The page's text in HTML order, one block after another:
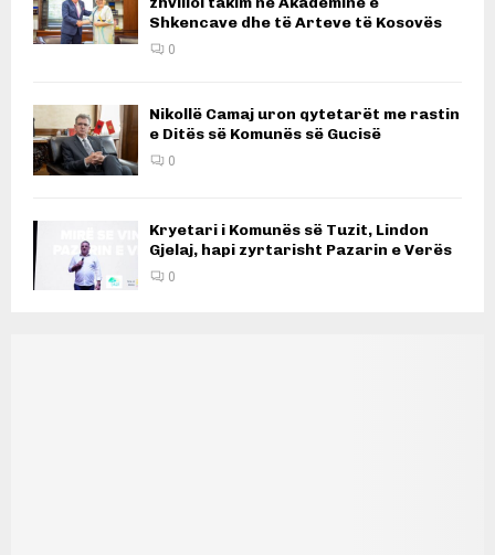
Shkencave dhe të Arteve të Kosovës
0
Nikollë Camaj uron qytetarët me rastin
e Ditës së Komunës së Gucisë
0
Kryetari i Komunës së Tuzit, Lindon
Gjelaj, hapi zyrtarisht Pazarin e Verës
0